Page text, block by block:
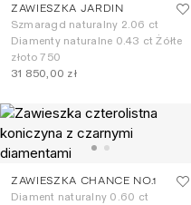
ZAWIESZKA JARDIN
Szmaragd naturalny 2.06 ct
Diamenty naturalne 0.43 ct Żółte
złoto 750
31 850,00 zł
ZAWIESZKA CHANCE NO.1
Diament naturalny 0.60 ct